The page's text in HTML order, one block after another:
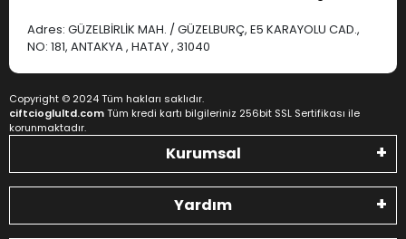
Adres: GÜZELBİRLİK MAH. / GÜZELBURÇ, E5 KARAYOLU CAD.,
NO: 181, ANTAKYA , HATAY , 31040
Copyright © 2024 Tüm hakları saklıdır.
ciftcioglultd.comTüm kredi kartı bilgileriniz 256bit SSL Sertifikası ile
korunmaktadır.
Kurumsal
Yardım